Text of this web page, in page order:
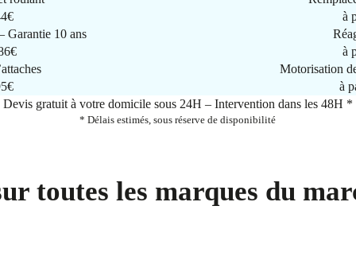
à
Garantie 10 ans
à
Motorisation
à
Devis gratuit à votre domicile sous 24H – Intervention dans les 48H *
* Délais estimés, sous réserve de disponibilité
toutes les marques du